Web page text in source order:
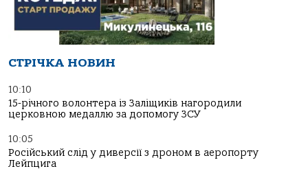
СТРІЧКА НОВИН
10:10
15-річного волонтера із Заліщиків нагородили
церковною медаллю за допомогу ЗСУ
10:05
Російський слід у диверсії з дроном в аеропорту
Лейпцига